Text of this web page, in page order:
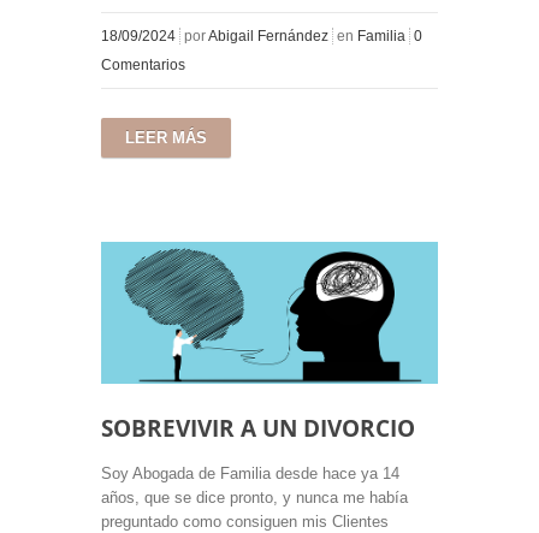
18/09/2024 porAbigail Fernández en Familia 0
Comentarios
LEER MÁS
SOBREVIVIR A UN DIVORCIO
Soy Abogada de Familia desde hace ya 14
años, que se dice pronto, y nunca me había
preguntado como consiguen mis Clientes